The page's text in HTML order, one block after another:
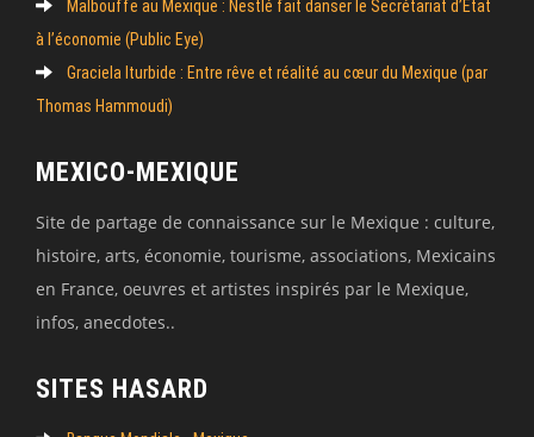
Malbouffe au Mexique : Nestlé fait danser le Secrétariat d’État
à l’économie (Public Eye)
Graciela Iturbide : Entre rêve et réalité au cœur du Mexique (par
Thomas Hammoudi)
MEXICO-MEXIQUE
Site de partage de connaissance sur le Mexique : culture,
histoire, arts, économie, tourisme, associations, Mexicains
en France, oeuvres et artistes inspirés par le Mexique,
infos, anecdotes..
SITES HASARD